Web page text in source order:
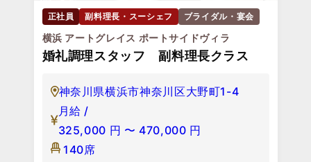
正社員 副料理長・スーシェフ ブライダル・宴会
横浜 アートグレイス ポートサイドヴィラ
婚礼調理スタッフ 副料理長クラス
神奈川県横浜市神奈川区大野町1-4
月給 /
325,000 円 〜 470,000 円
140席